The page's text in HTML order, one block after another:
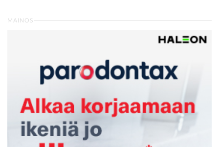
MAINOS